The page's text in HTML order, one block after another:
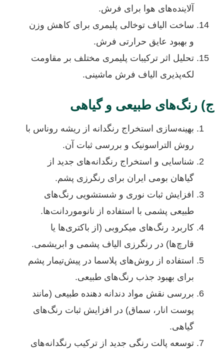
آلاینده‌های هوا برای فرش.
ساخت الیاف توخالی پلیمری برای کاهش وزن
و بهبود عایق حرارتی فرش.
تحلیل اثر ترکیبات پلیمری مختلف بر مقاومت
لکه‌پذیری الیاف فرش ماشینی.
ج) رنگ‌های طبیعی و گیاهی
بهینه‌سازی استخراج رنگدانه از ریشه روناس با
روش التراسونیک و بررسی ثبات آن.
شناسایی و استخراج رنگدانه‌های جدید از
گیاهان بومی ایران برای رنگرزی پشم.
افزایش ثبات نوری و شستشویی رنگ‌های
طبیعی پشمی با استفاده از نانوموردانت‌ها.
کاربرد رنگ‌های میکروبی (از باکتری‌ها یا
قارچ‌ها) در رنگرزی الیاف پشمی و ابریشمی.
استفاده از روش‌های پلاسما در پیش‌تیمار پشم
برای بهبود جذب رنگ‌های طبیعی.
بررسی نقش مواد دندانه دهنده طبیعی (مانند
پوست انار، سماق) در افزایش ثبات رنگ‌های
گیاهی.
توسعه پالت رنگی جدید از ترکیب رنگدانه‌های